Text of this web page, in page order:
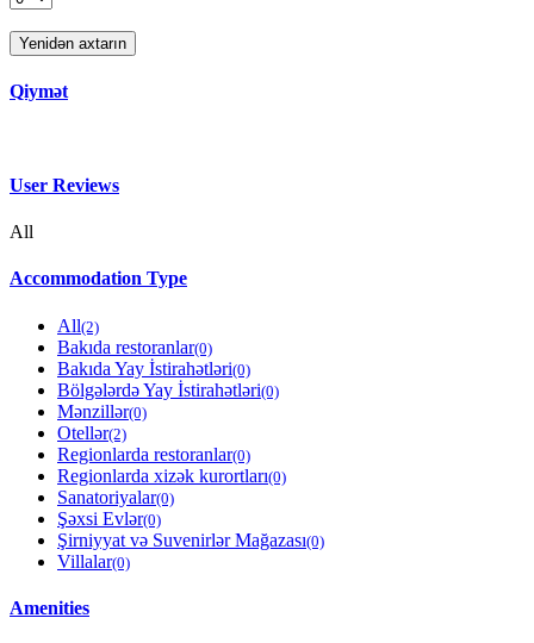
Yenidən axtarın
Qiymət
User Reviews
All
Accommodation Type
All(2)
Bakıda restoranlar(0)
Bakıda Yay İstirahətləri(0)
Bölgələrdə Yay İstirahətləri(0)
Mənzillər(0)
Otellər(2)
Regionlarda restoranlar(0)
Regionlarda xizək kurortları(0)
Sanatoriyalar(0)
Şəxsi Evlər(0)
Şirniyyat və Suvenirlər Mağazası(0)
Villalar(0)
Amenities